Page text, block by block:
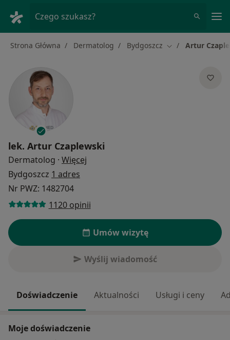
Czego szukasz?
Strona Główna Dermatolog Bydgoszcz Zmień miasto
Artur
lek. Artur Czaplewski
Dermatolog · Więcej
Bydgoszcz 1 adres
Nr PWZ: 1482704
1120 opinii
Umów wizytę
Wyślij wiadomość
Doświadczenie Aktualności Usługi i ceny
Moje doświadczenie